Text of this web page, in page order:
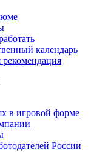
календарь
рекомендация
в игровой форме
России